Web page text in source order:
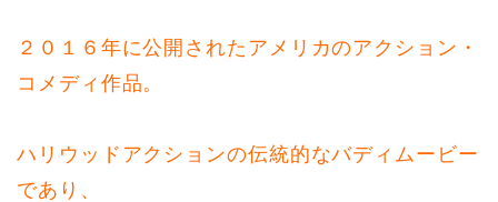
２０１６年に公開されたアメリカのアクション・
コメディ作品。
ハリウッドアクションの伝統的なバディムービー
であり、